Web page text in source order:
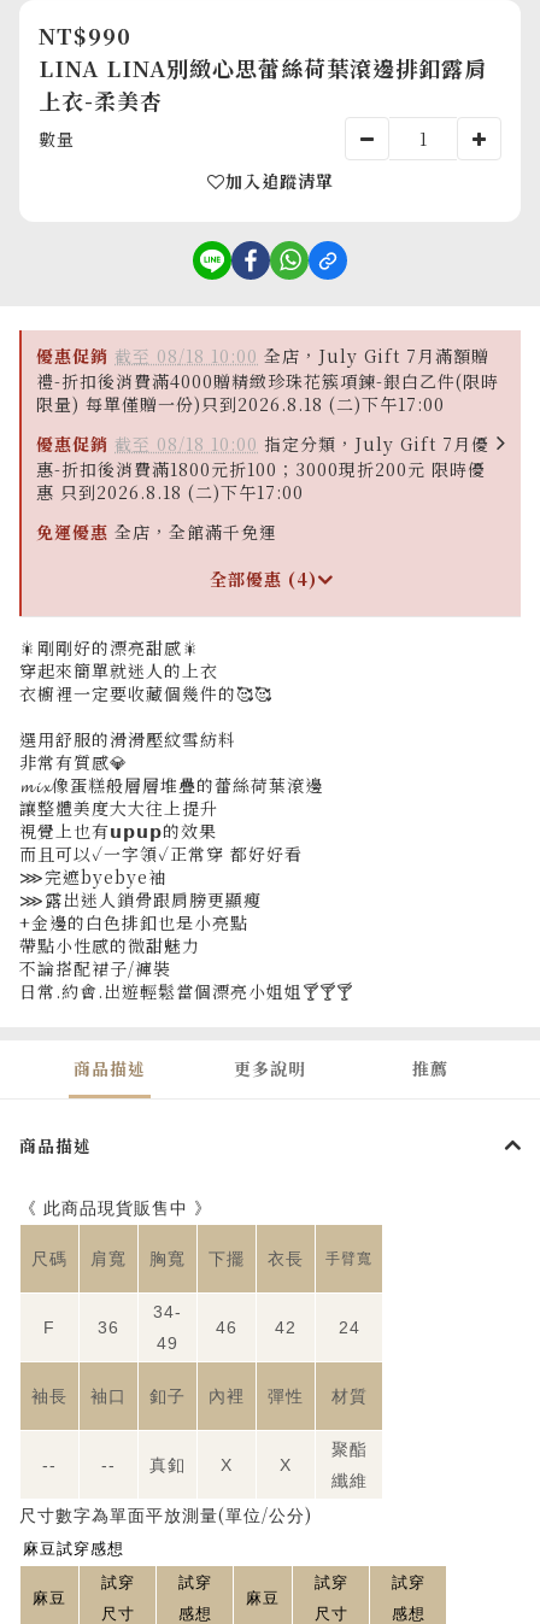
NT$990
LINA LINA別緻心思蕾絲荷葉滾邊排釦露肩
上衣-柔美杏
數量
加入追蹤清單
優惠促銷 截至 08/18 10:00 全店，July Gift 7月滿額贈
禮-折扣後消費滿4000贈精緻珍珠花簇項鍊-銀白乙件(限時
限量) 每單僅贈一份)只到2026.8.18 (二)下午17:00
優惠促銷 截至 08/18 10:00 指定分類，July Gift 7月優
惠-折扣後消費滿1800元折100；3000現折200元 限時優
惠 只到2026.8.18 (二)下午17:00
免運優惠 全店，全館滿千免運
全部優惠 (4)
🎇剛剛好的漂亮甜感🎇
穿起來簡單就迷人的上衣
衣櫥裡一定要收藏個幾件的🥰🥰
選用舒服的滑滑壓紋雪紡料
非常有質感💎
𝓶𝓲𝔁像蛋糕般層層堆疊的蕾絲荷葉滾邊
讓整體美度大大往上提升
視覺上也有𝘂𝗽𝘂𝗽的效果
而且可以✓一字領✓正常穿 都好好看
⋙完遮byebye袖
⋙露出迷人鎖骨跟肩膀更顯瘦
+金邊的白色排釦也是小亮點
帶點小性感的微甜魅力
不論搭配裙子/褲裝
日常.約會.出遊輕鬆當個漂亮小姐姐🍸🍸🍸
商品描述 更多說明 推薦
商品描述
《 此商品現貨販售中 》
尺碼 肩寬 胸寬 下擺 衣長 手臂寬
F 36
34-
49
46 42 24
袖長 袖口 釦子 內裡 彈性 材質
-- -- 真釦 X X
聚酯
纖維
尺寸數字為單面平放測量(單位/公分)
麻豆試穿感想
麻豆
試穿
尺寸
試穿
感想
麻豆
試穿
尺寸
試穿
感想